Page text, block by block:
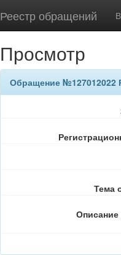
Реестр обращений
Просмотр
Обращение №127012022
Тема